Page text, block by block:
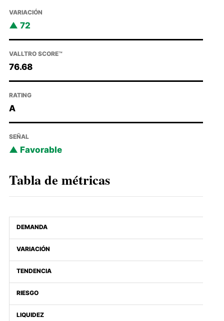
VARIACIÓN
72
VALLTRO SCORE™
76.68
RATING
A
SEÑAL
Favorable
Tabla de métricas
DEMANDA
VARIACIÓN
TENDENCIA
RIESGO
LIQUIDEZ